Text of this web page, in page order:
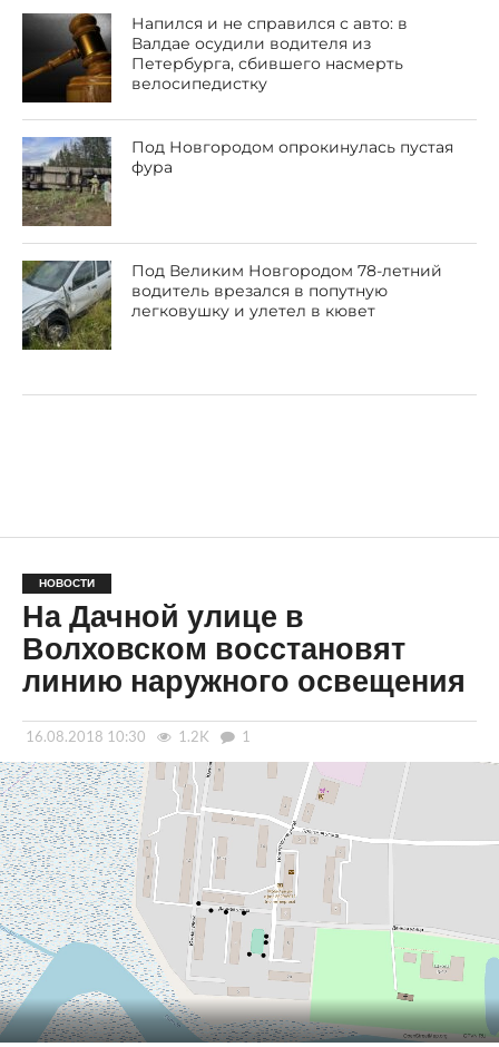
Напился и не справился с авто: в
Валдае осудили водителя из
Петербурга, сбившего насмерть
велосипедистку
Под Новгородом опрокинулась пустая
фура
Под Великим Новгородом 78-летний
водитель врезался в попутную
легковушку и улетел в кювет
НОВОСТИ
На Дачной улице в
Волховском восстановят
линию наружного освещения
16.08.2018 10:30 1.2K 1